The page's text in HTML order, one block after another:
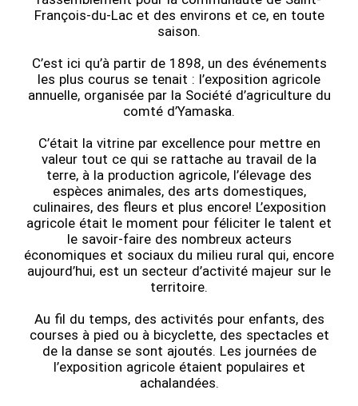
François-du-Lac et des environs et ce, en toute
saison.
C’est ici qu’à partir de 1898, un des événements
les plus courus se tenait : l’exposition agricole
annuelle, organisée par la Société d’agriculture du
comté d’Yamaska.
C’était la vitrine par excellence pour mettre en
valeur tout ce qui se rattache au travail de la
terre, à la production agricole, l’élevage des
espèces animales, des arts domestiques,
culinaires, des fleurs et plus encore! L’exposition
agricole était le moment pour féliciter le talent et
le savoir-faire des nombreux acteurs
économiques et sociaux du milieu rural qui, encore
aujourd’hui, est un secteur d’activité majeur sur le
territoire.
Au fil du temps, des activités pour enfants, des
courses à pied ou à bicyclette, des spectacles et
de la danse se sont ajoutés. Les journées de
l’exposition agricole étaient populaires et
achalandées.